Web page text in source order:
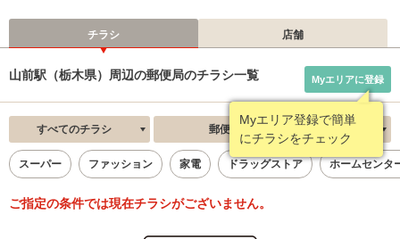
チラシ 店舗
山前駅（栃木県）周辺の郵便局のチラシ一覧
Myエリア登録で簡単
にチラシをチェック
Myエリアに登録
すべてのチラシ 郵便局 新着順
スーパー ファッション 家電 ドラッグストア ホームセンタ
ご指定の条件では現在チラシがございません。